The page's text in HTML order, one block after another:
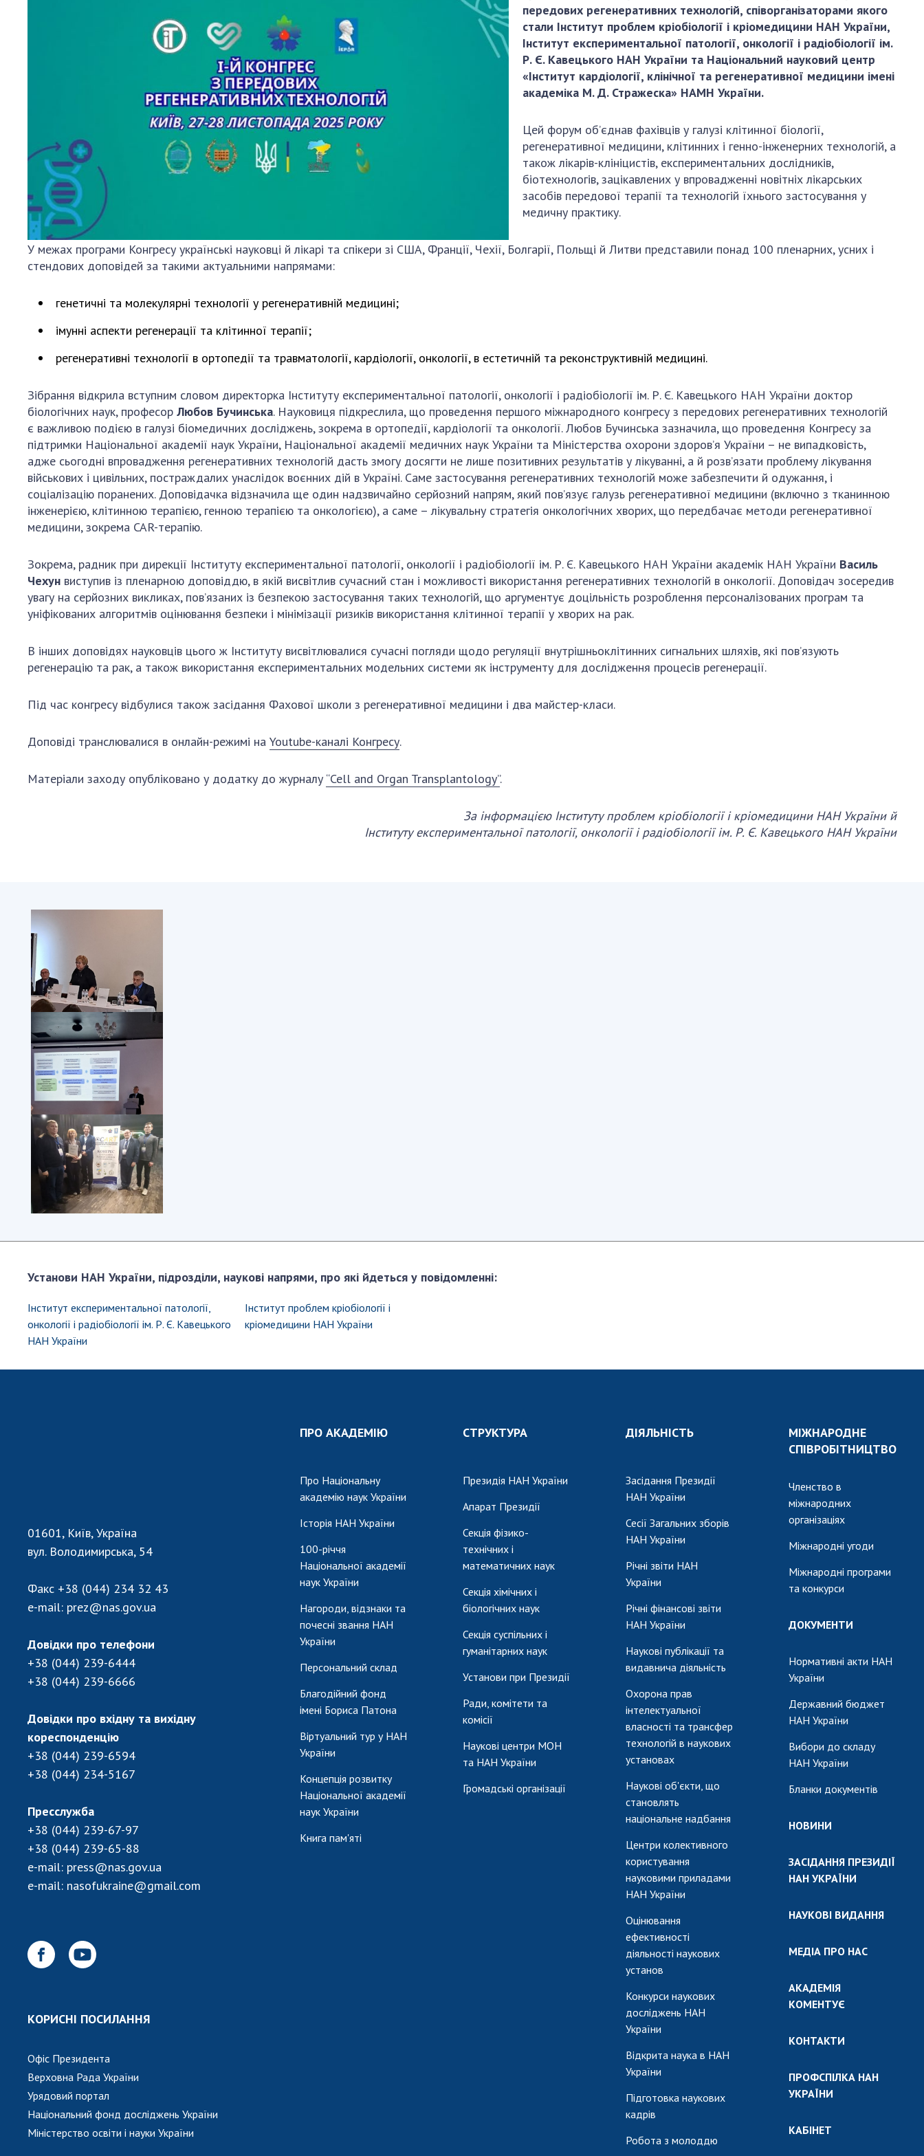
Персональний склад
Благодійний фонд
імені Бориса Патона
Віртуальний тур у
НАН України
Концепція розвитку
Національної
академії наук
України
Книга пам'яті
Наукові об'єкти, що становлять
національне надбання
Центри колективного
користування науковими
приладами НАН України
Оцінювання ефективності
Конкурси наукових досліджень
НАН України
Відкрита наука в НАН України
Підготовка наукових кадрів
Робота з молоддю
НАН України
Державний
бюджет НАН
України
Вибори до складу
НАН України
НОВИНИ
ЗАСІДАННЯ
ПРЕЗИДІЇ НАН
ВИДАННЯ
УКРАЇНИ
КАБІНЕТ
передових регенеративних технологій, співорганізаторами якого
стали Інститут проблем кріобіології і кріомедицини НАН України,
Інститут експериментальної патології, онкології і радіобіології ім.
Р. Є. Кавецького НАН України та Національний науковий центр
«Інститут кардіології, клінічної та регенеративної медицини імені
академіка М. Д. Стражеска» НАМН України.
Цей форум об’єднав фахівців у галузі клітинної біології,
регенеративної медицини, клітинних і генно-інженерних технологій, а
також лікарів-клініцистів, експериментальних дослідників,
біотехнологів, зацікавлених у впровадженні новітніх лікарських
засобів передової терапії та технологій їхнього застосування у
медичну практику.
У межах програми Конгресу українські науковці й лікарі та спікери зі США, Франції, Чехії, Болгарії, Польщі й Литви представили понад 100 пленарних, усних і
стендових доповідей за такими актуальними напрямами:
генетичні та молекулярні технології у регенеративній медицині;
імунні аспекти регенерації та клітинної терапії;
регенеративні технології в ортопедії та травматології, кардіології, онкології, в естетичній та реконструктивній медицині.
Зібрання відкрила вступним словом директорка Інституту експериментальної патології, онкології і радіобіології ім. Р. Є. Кавецького НАН України доктор
біологічних наук, професор Любов Бучинська. Науковиця підкреслила, що проведення першого міжнародного конгресу з передових регенеративних технологій
є важливою подією в галузі біомедичних досліджень, зокрема в ортопедії, кардіології та онкології. Любов Бучинська зазначила, що проведення Конгресу за
підтримки Національної академії наук України, Національної академії медичних наук України та Міністерства охорони здоров’я України – не випадковість,
адже сьогодні впровадження регенеративних технологій дасть змогу досягти не лише позитивних результатів у лікуванні, а й розв’язати проблему лікування
військових і цивільних, постраждалих унаслідок воєнних дій в Україні. Саме застосування регенеративних технологій може забезпечити й одужання, і
соціалізацію поранених. Доповідачка відзначила ще один надзвичайно серйозний напрям, який пов’язує галузь регенеративної медицини (включно з тканинною
інженерією, клітинною терапією, генною терапією та онкологією), а саме – лікувальну стратегія онкологічних хворих, що передбачає методи регенеративної
медицини, зокрема САR-терапію.
Зокрема, радник при дирекції Інституту експериментальної патології, онкології і радіобіології ім. Р. Є. Кавецького НАН України академік НАН України Василь
Чехун виступив із пленарною доповіддю, в якій висвітлив сучасний стан і можливості використання регенеративних технологій в онкології. Доповідач зосередив
увагу на серйозних викликах, пов’язаних із безпекою застосування таких технологій, що аргументує доцільність розроблення персоналізованих програм та
уніфікованих алгоритмів оцінювання безпеки і мінімізації ризиків використання клітинної терапії у хворих на рак.
В інших доповідях науковців цього ж Інституту висвітлювалися сучасні погляди щодо регуляції внутрішньоклітинних сигнальних шляхів, які пов’язують
регенерацію та рак, а також використання експериментальних модельних системи як інструменту для дослідження процесів регенерації.
Під час конгресу відбулися також засідання Фахової школи з регенеративної медицини і два майстер-класи.
Доповіді транслювалися в онлайн-режимі на Youtube-каналі Конгресу.
Матеріали заходу опубліковано у додатку до журналу “Cell and Organ Transplantology”.
За інформацією Інституту проблем кріобіології і кріомедицини НАН України й
Інституту експериментальної патології, онкології і радіобіології ім. Р. Є. Кавецького НАН України
Виступає
доктор
біологічних
наук,
професор
Любов
Бучинська
Доповідає
академік
України
Делегація
Інституту
кріобіології
і
кріомедицини
НАН
на
Установи НАН України, підрозділи, наукові напрями, про які йдеться у повідомленні:
Інститут експериментальної патології,
онкології і радіобіології ім. Р. Є. Кавецького
НАН України
Інститут проблем кріобіології і
кріомедицини НАН України
01601, Київ, Україна
вул. Володимирська, 54
Факс +38 (044) 234 32 43
e-mail: prez@nas.gov.ua
Довідки про телефони
+38 (044) 239-6444
+38 (044) 239-6666
Довідки про вхідну та вихідну
кореспонденцію
+38 (044) 239-6594
+38 (044) 234-5167
Пресслужба
+38 (044) 239-67-97
+38 (044) 239-65-88
e-mail: press@nas.gov.ua
e-mail: nasofukraine@gmail.com
КОРИСНІ ПОСИЛАННЯ
Офіс Президента
Верховна Рада України
Урядовий портал
Національний фонд досліджень України
Міністерство освіти і науки України
ПРО АКАДЕМІЮ
Про Національну
академію наук України
Історія НАН України
100-річчя
Національної академії
наук України
Нагороди, відзнаки та
почесні звання НАН
України
Персональний склад
Благодійний фонд
імені Бориса Патона
Віртуальний тур у НАН
України
Концепція розвитку
Національної академії
наук України
Книга пам'яті
СТРУКТУРА
Президія НАН України
Апарат Президії
Секція фізико-
технічних і
математичних наук
Секція хімічних і
біологічних наук
Секція суспільних і
гуманітарних наук
Установи при Президії
Ради, комітети та
комісії
Наукові центри МОН
та НАН України
Громадські організації
ДІЯЛЬНІСТЬ
Засідання Президії
НАН України
Сесії Загальних зборів
НАН України
Річні звіти НАН
України
Річні фінансові звіти
НАН України
Наукові публікації та
видавнича діяльність
Охорона прав
інтелектуальної
власності та трансфер
технологій в наукових
установах
Наукові об'єкти, що
становлять
національне надбання
Центри колективного
користування
науковими приладами
НАН України
Оцінювання
ефективності
діяльності наукових
установ
Конкурси наукових
досліджень НАН
України
Відкрита наука в НАН
України
Підготовка наукових
кадрів
Робота з молоддю
МІЖНАРОДНЕ
СПІВРОБІТНИЦТВО
Членство в
міжнародних
організаціях
Міжнародні угоди
Міжнародні програми
та конкурси
ДОКУМЕНТИ
Нормативні акти НАН
України
Державний бюджет
НАН України
Вибори до складу
НАН України
Бланки документів
НОВИНИ
ЗАСІДАННЯ ПРЕЗИДІЇ
НАН УКРАЇНИ
НАУКОВІ ВИДАННЯ
МЕДІА ПРО НАС
АКАДЕМІЯ
КОМЕНТУЄ
КОНТАКТИ
ПРОФСПІЛКА НАН
УКРАЇНИ
КАБІНЕТ